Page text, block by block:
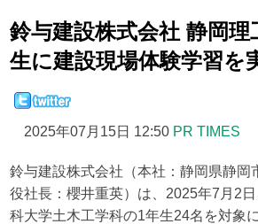
鈴与建設株式会社 静岡理
生に建設現場体験学習を
2025年07月15日 12:50 PR TIMES
鈴与建設株式会社（本社：静岡県静岡
役社長：櫻井重英）は、2025年7月2
科大学土木工学科の1年生24名を対象